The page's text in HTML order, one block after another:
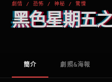
劇情 / 恐怖 / 神秘 / 驚慄
黑色星期五
簡介 劇照&海報